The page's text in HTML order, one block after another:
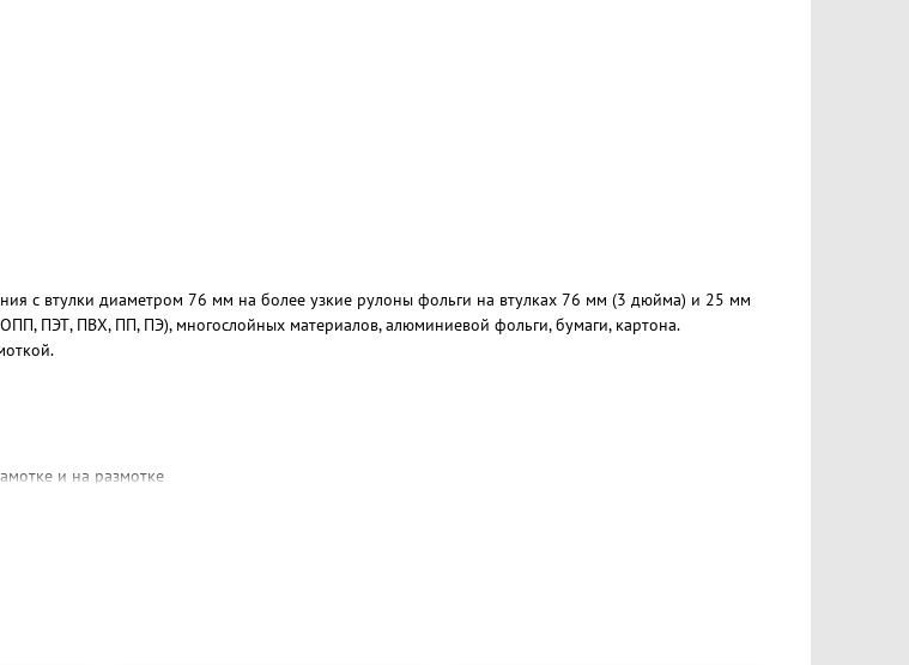
с втулки диаметром 76 мм на более узкие рулоны фольги на втулках 76 мм (3 дюйма) и 25 мм
ПЭТ, ПВХ, ПП, ПЭ), многослойных материалов, алюминиевой фольги, бумаги, картона.
и на размотке
режиме